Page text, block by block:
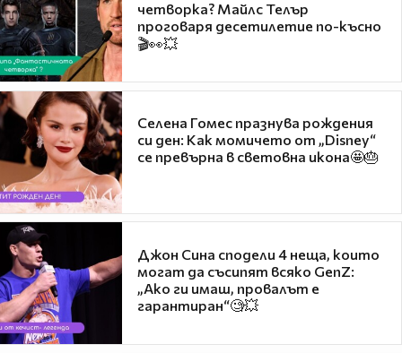
четворка? Майлс Телър
проговаря десетилетие по-късно
🎬👀💥
Селена Гомес празнува рождения
си ден: Как момичето от „Disney“
се превърна в световна икона🤩🎂
Джон Сина сподели 4 неща, които
могат да съсипят всяко GenZ:
„Ако ги имаш, провалът е
гарантиран“🧐💥